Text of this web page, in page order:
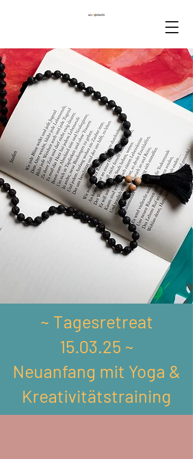
~ Tagesretreat
15.03.25 ~
Neuanfang mit Yoga &
Kreativitätstraining